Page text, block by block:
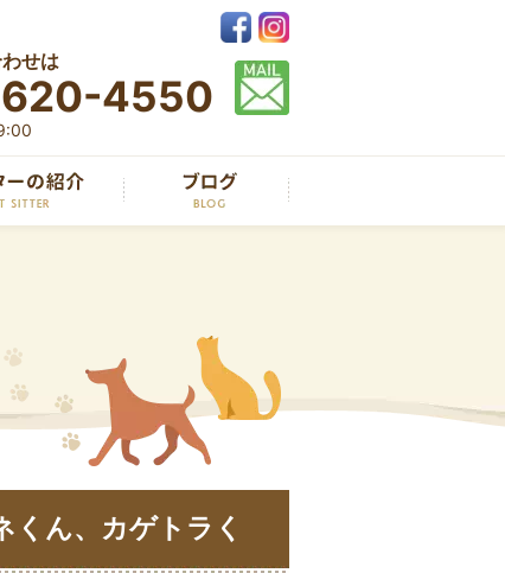
せは
4550
ん、カゲトラく